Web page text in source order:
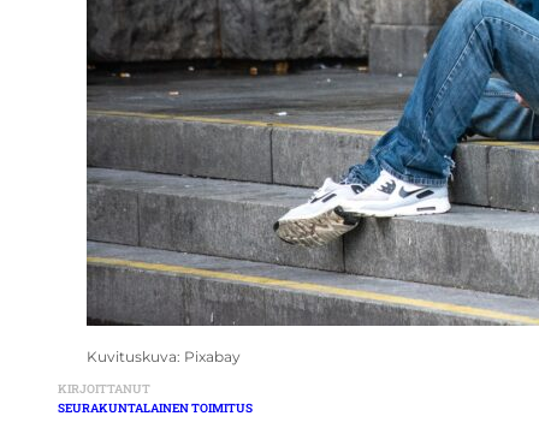
Kuvituskuva: Pixabay
KIRJOITTANUT
SEURAKUNTALAINEN TOIMITUS